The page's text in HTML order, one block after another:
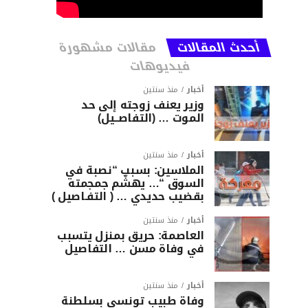
أحدث المقالات مقالات مشهورة
فيديوهات
أخبار منذ سنتين
وزير يعنف زوجته إلى حد
الموت … (التفاصــيل)
أخبار منذ سنتين
الملاسين: بسبب “نصبة في
السوق “… يهشّم جمجمته
بقضيب حديدي … ( التفـاصيل )
أخبار منذ سنتين
العاصمة: حريق بمنزل يتسبب
في وفاة مسن … التفاصيل
أخبار منذ سنتين
وفاة طبيب تونسي بسلطنة